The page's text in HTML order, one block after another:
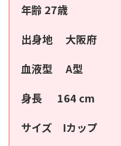
年齢 27歳
出身地 大阪府
血液型 A型
身長 164 cm
サイズ Iカップ